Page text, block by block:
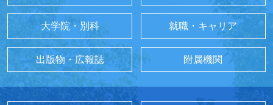
大学院・別科 就職・キャリア
出版物・広報誌 附属機関